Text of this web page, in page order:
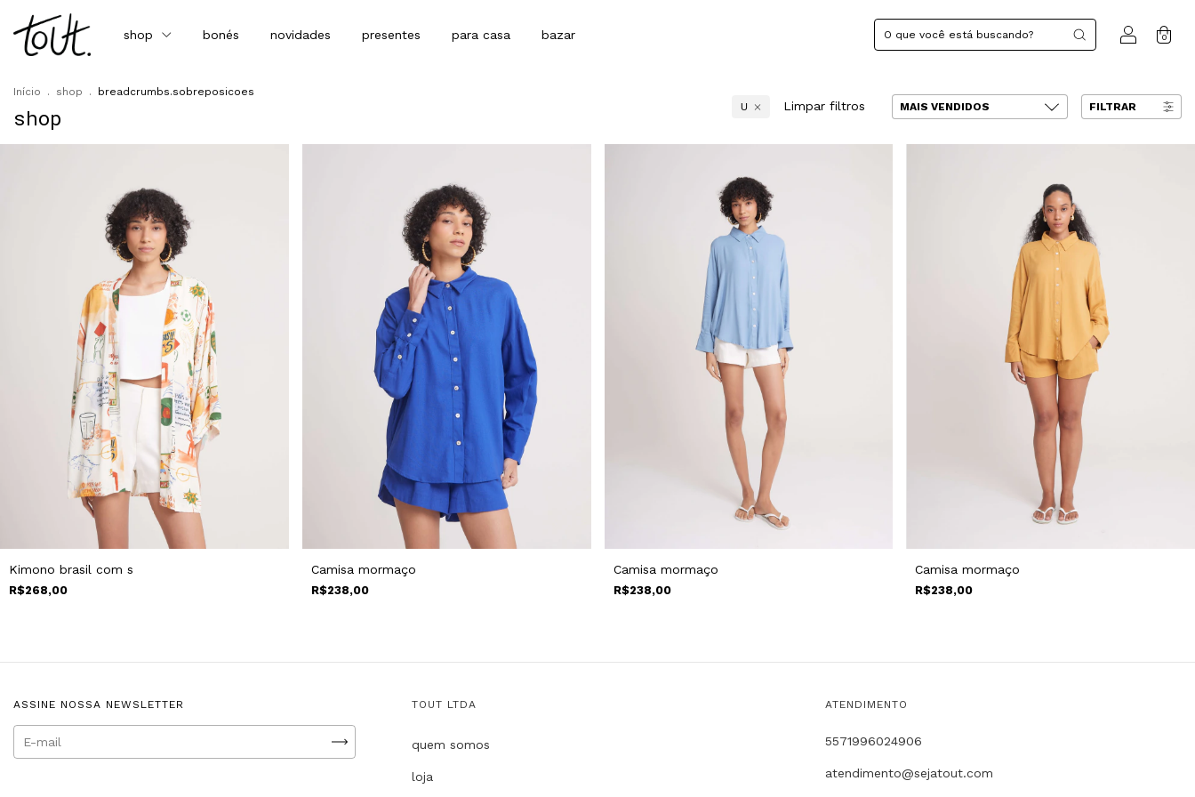
shop bonés novidades presentes para casa bazar 0
Início . shop . breadcrumbs.sobreposicoes
shop U Limpar filtros FILTRAR
Kimono brasil com s
R$268,00
Camisa mormaço
R$238,00
Camisa mormaço
R$238,00
Camisa mormaço
R$238,00
ASSINE NOSSA NEWSLETTER TOUT LTDA
quem somos
loja
ATENDIMENTO
5571996024906
atendimento@sejatout.com